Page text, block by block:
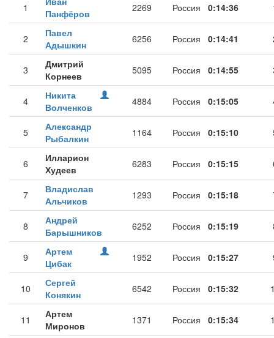
1
Панфёров
2269 Россия 0:14:36
2
Павел
Адышкин
6256 Россия 0:14:41
3
Дмитрий
Корнеев
5095 Россия 0:14:55
4
Никита
Волченков
4884 Россия 0:15:05
5
Александр
Рыбалкин
1164 Россия 0:15:10
6
Илларион
Худеев
6283 Россия 0:15:15
7
Владислав
Альчиков
1293 Россия 0:15:18
8
Андрей
Барышников
6252 Россия 0:15:19
9
Артем
Цибак
1952 Россия 0:15:27
10
Сергей
Конякин
6542 Россия 0:15:32
11
Артем
Миронов
1371 Россия 0:15:34